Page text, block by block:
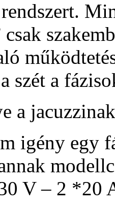
csak
szét a
a
igény egy
V – 2 *20